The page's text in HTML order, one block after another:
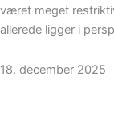
været meget
allerede ligger i
18. december 2025